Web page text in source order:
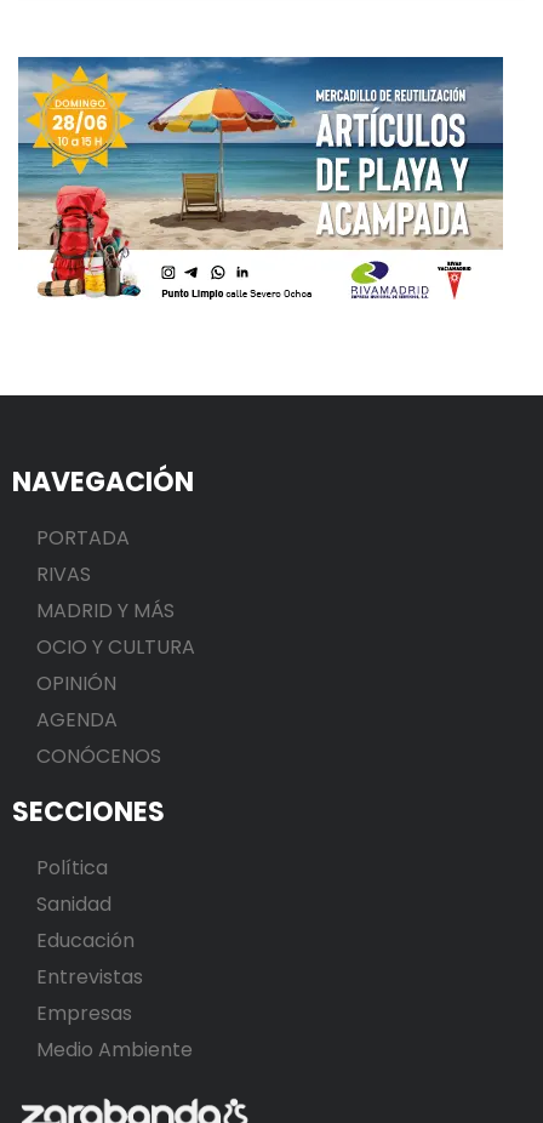
NAVEGACIÓN
PORTADA
RIVAS
MADRID Y MÁS
OCIO Y CULTURA
OPINIÓN
AGENDA
CONÓCENOS
SECCIONES
Política
Sanidad
Educación
Entrevistas
Empresas
Medio Ambiente